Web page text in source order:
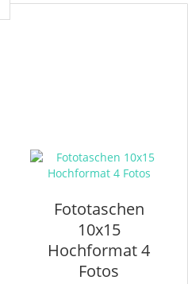
Fototaschen
10x15
Hochformat 4
Fotos